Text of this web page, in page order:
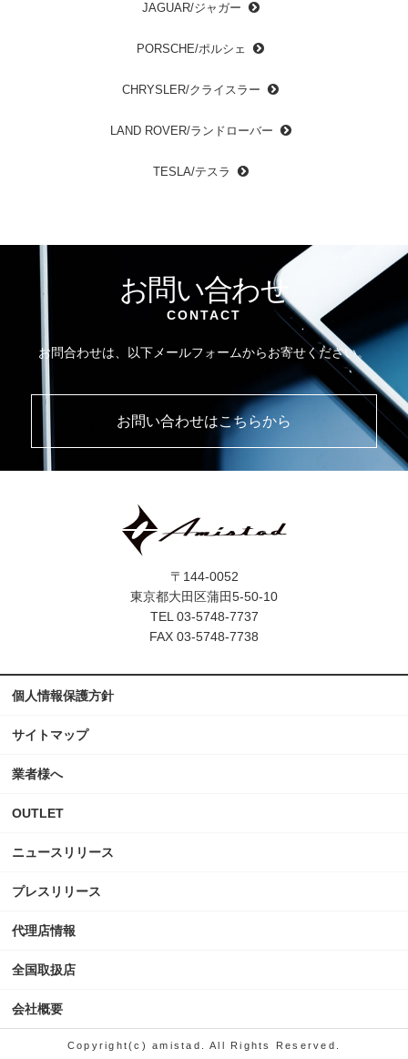
JAGUAR/ジャガー
PORSCHE/ポルシェ
CHRYSLER/クライスラー
LAND ROVER/ランドローバー
TESLA/テスラ
お問い合わせ
CONTACT
お問合わせは、以下メールフォームからお寄せください。
お問い合わせはこちらから
〒144-0052
東京都大田区蒲田5-50-10
TEL 03-5748-7737
FAX 03-5748-7738
ニュースリリース
プレスリリース
代理店情報
全国取扱店
会社概要
個人情報保護方針
サイトマップ
業者様へ
OUTLET
Copyright(c) amistad. All Rights Reserved.